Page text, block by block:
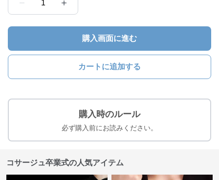
1
購入画面に進む
カートに追加する
購入時のルール
必ず購入前にお読みください。
コサージュ卒業式の人気アイテム